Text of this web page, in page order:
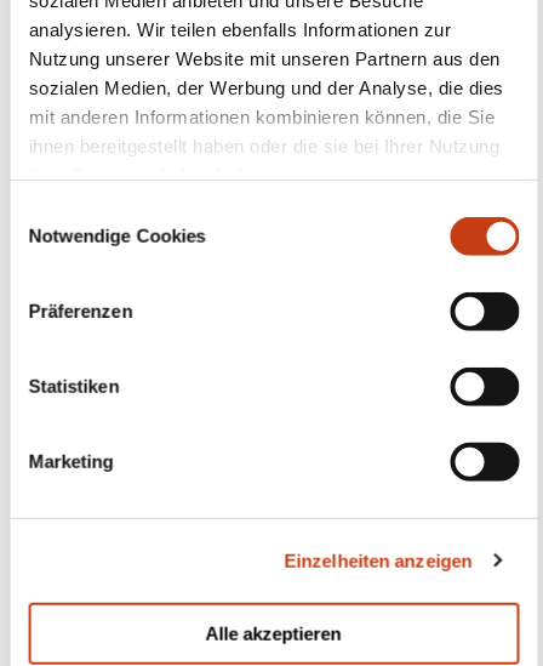
analysieren. Wir teilen ebenfalls Informationen zur
Nutzung unserer Website mit unseren Partnern aus den
sozialen Medien, der Werbung und der Analyse, die dies
mit anderen Informationen kombinieren können, die Sie
ihnen bereitgestellt haben oder die sie bei Ihrer Nutzung
Notwendige Cookies
Präferenzen
Statistiken
Marketing
Einzelheiten anzeigen
Alle akzeptieren
Das Verzeichnis der
Weiterbildungsanbie
ter einsehen
Ausschreibung für
mieten